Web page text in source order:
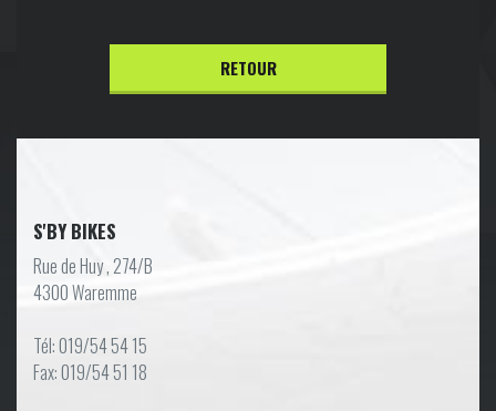
RETOUR
S'BY BIKES
Rue de Huy , 274/B
4300 Waremme
Tél: 019/54 54 15
Fax: 019/54 51 18